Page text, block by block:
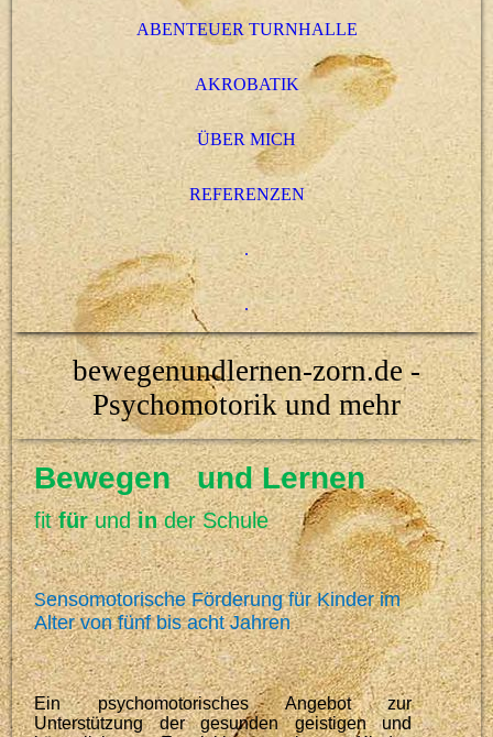
ABENTEUER TURNHALLE
AKROBATIK
ÜBER MICH
REFERENZEN
.
.
bewegenundlernen-zorn.de -
Psychomotorik und mehr
Bewegen und Lernen
fitfürundinder Schule
Sensomotorische Förderung für Kinder im
Alter von fünf bis acht Jahren
Ein psychomotorisches Angebot zur
Unterstützung der gesunden geistigen und